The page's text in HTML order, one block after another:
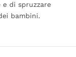
di spruzzare
bambini.